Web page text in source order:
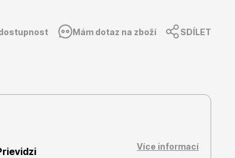
Mám dotaz na zboží SDÍLET
Více informací